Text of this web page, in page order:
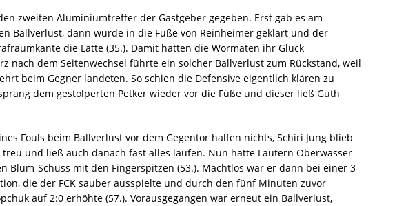
zweiten Aluminiumtreffer der Gastgeber gegeben. Erst gab es am
Ballverlust, dann wurde in die Füße von Reinheimer geklärt und der
die Latte (35.). Damit hatten die Wormaten ihr Glück
nach dem Seitenwechsel führte ein solcher Ballverlust zum Rückstand, weil
beim Gegner landeten. So schien die Defensive eigentlich klären zu
dem gestolperten Petker wieder vor die Füße und dieser ließ Guth
Fouls beim Ballverlust vor dem Gegentor halfen nichts, Schiri Jung blieb
und ließ auch danach fast alles laufen. Nun hatte Lautern Oberwasser
Blum-Schuss mit den Fingerspitzen (53.). Machtlos war er dann bei einer 3-
die der FCK sauber ausspielte und durch den fünf Minuten zuvor
auf 2:0 erhöhte (57.). Vorausgegangen war erneut ein Ballverlust,